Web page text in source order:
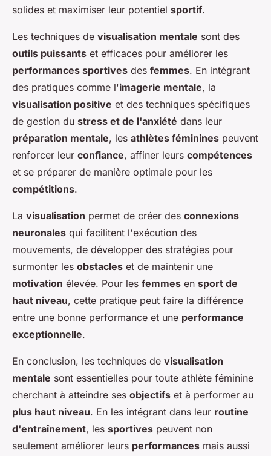
solides et maximiser leur potentiel sportif.
Les techniques de visualisation mentale sont des
outils puissants et efficaces pour améliorer les
performances sportives des femmes. En intégrant
des pratiques comme l'imagerie mentale, la
visualisation positive et des techniques spécifiques
de gestion du stress et de l'anxiété dans leur
préparation mentale, les athlètes féminines peuvent
renforcer leur confiance, affiner leurs compétences
et se préparer de manière optimale pour les
compétitions.
La visualisation permet de créer des connexions
neuronales qui facilitent l'exécution des
mouvements, de développer des stratégies pour
surmonter les obstacles et de maintenir une
motivation élevée. Pour les femmes en sport de
haut niveau, cette pratique peut faire la différence
entre une bonne performance et une performance
exceptionnelle.
En conclusion, les techniques de visualisation
mentale sont essentielles pour toute athlète féminine
cherchant à atteindre ses objectifs et à performer au
plus haut niveau. En les intégrant dans leur routine
d'entraînement, les sportives peuvent non
seulement améliorer leurs performances mais aussi